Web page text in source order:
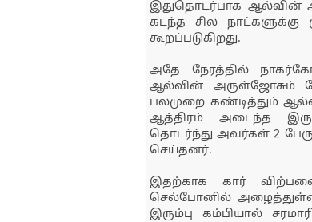
இதுதொடர்பாக ஆல்வின்
கடந்த சில நாட்களுக்கு
கூறப்படுகிறது.
அதே நேரத்தில்
ஆல்வின் அருள்ஜோசும்
பலமுறை கண்டித்தும்
ஆத்திரம் அடைந்த
தொடர்ந்து அவர்கள் 2
செய்தனர்.
இதற்காக கார்
செல்போனில்
இரும்பு கம்பியால்